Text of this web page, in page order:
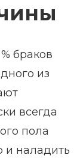
браков
из
всегда
пола
и наладить